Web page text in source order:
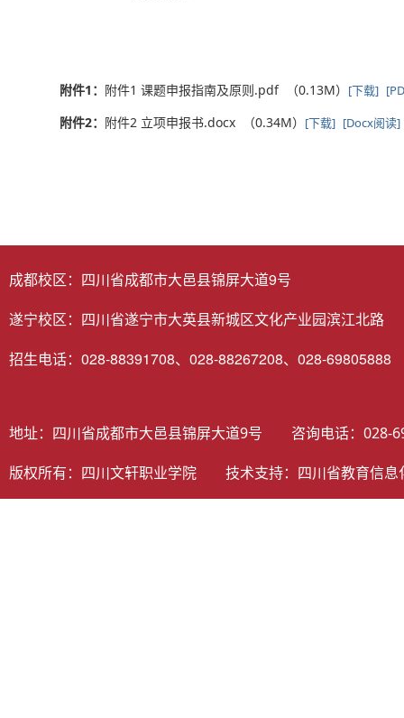
附件1： 附件1 课题申报指南及原则.pdf （0.13M） [下载]
附件2： 附件2 立项申报书.docx （0.34M） [下载] [Docx阅读]
成都校区：四川省成都市大邑县锦屏大道9号
遂宁校区：四川省遂宁市大英县新城区文化产业园滨江北路
招生电话：028-88391708、028-88267208、028-69805888
地址：四川省成都市大邑县锦屏大道9号 咨询电话：
版权所有：四川文轩职业学院 技术支持： 四川省教育信